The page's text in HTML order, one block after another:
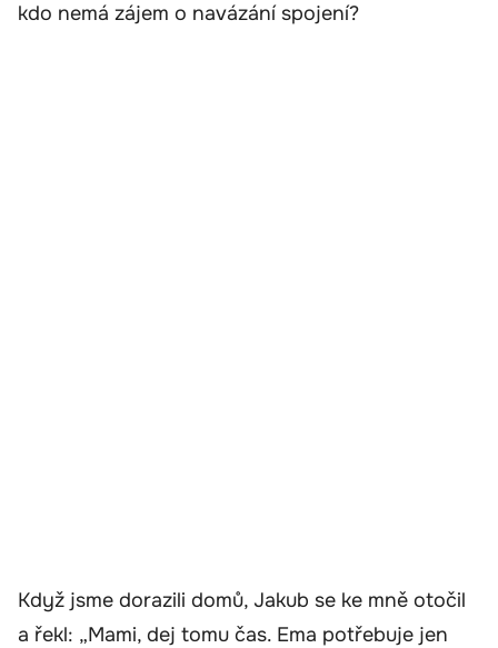
kdo nemá zájem o navázání spojení?
Když jsme dorazili domů, Jakub se ke mně otočil
a řekl: „Mami, dej tomu čas. Ema potřebuje jen